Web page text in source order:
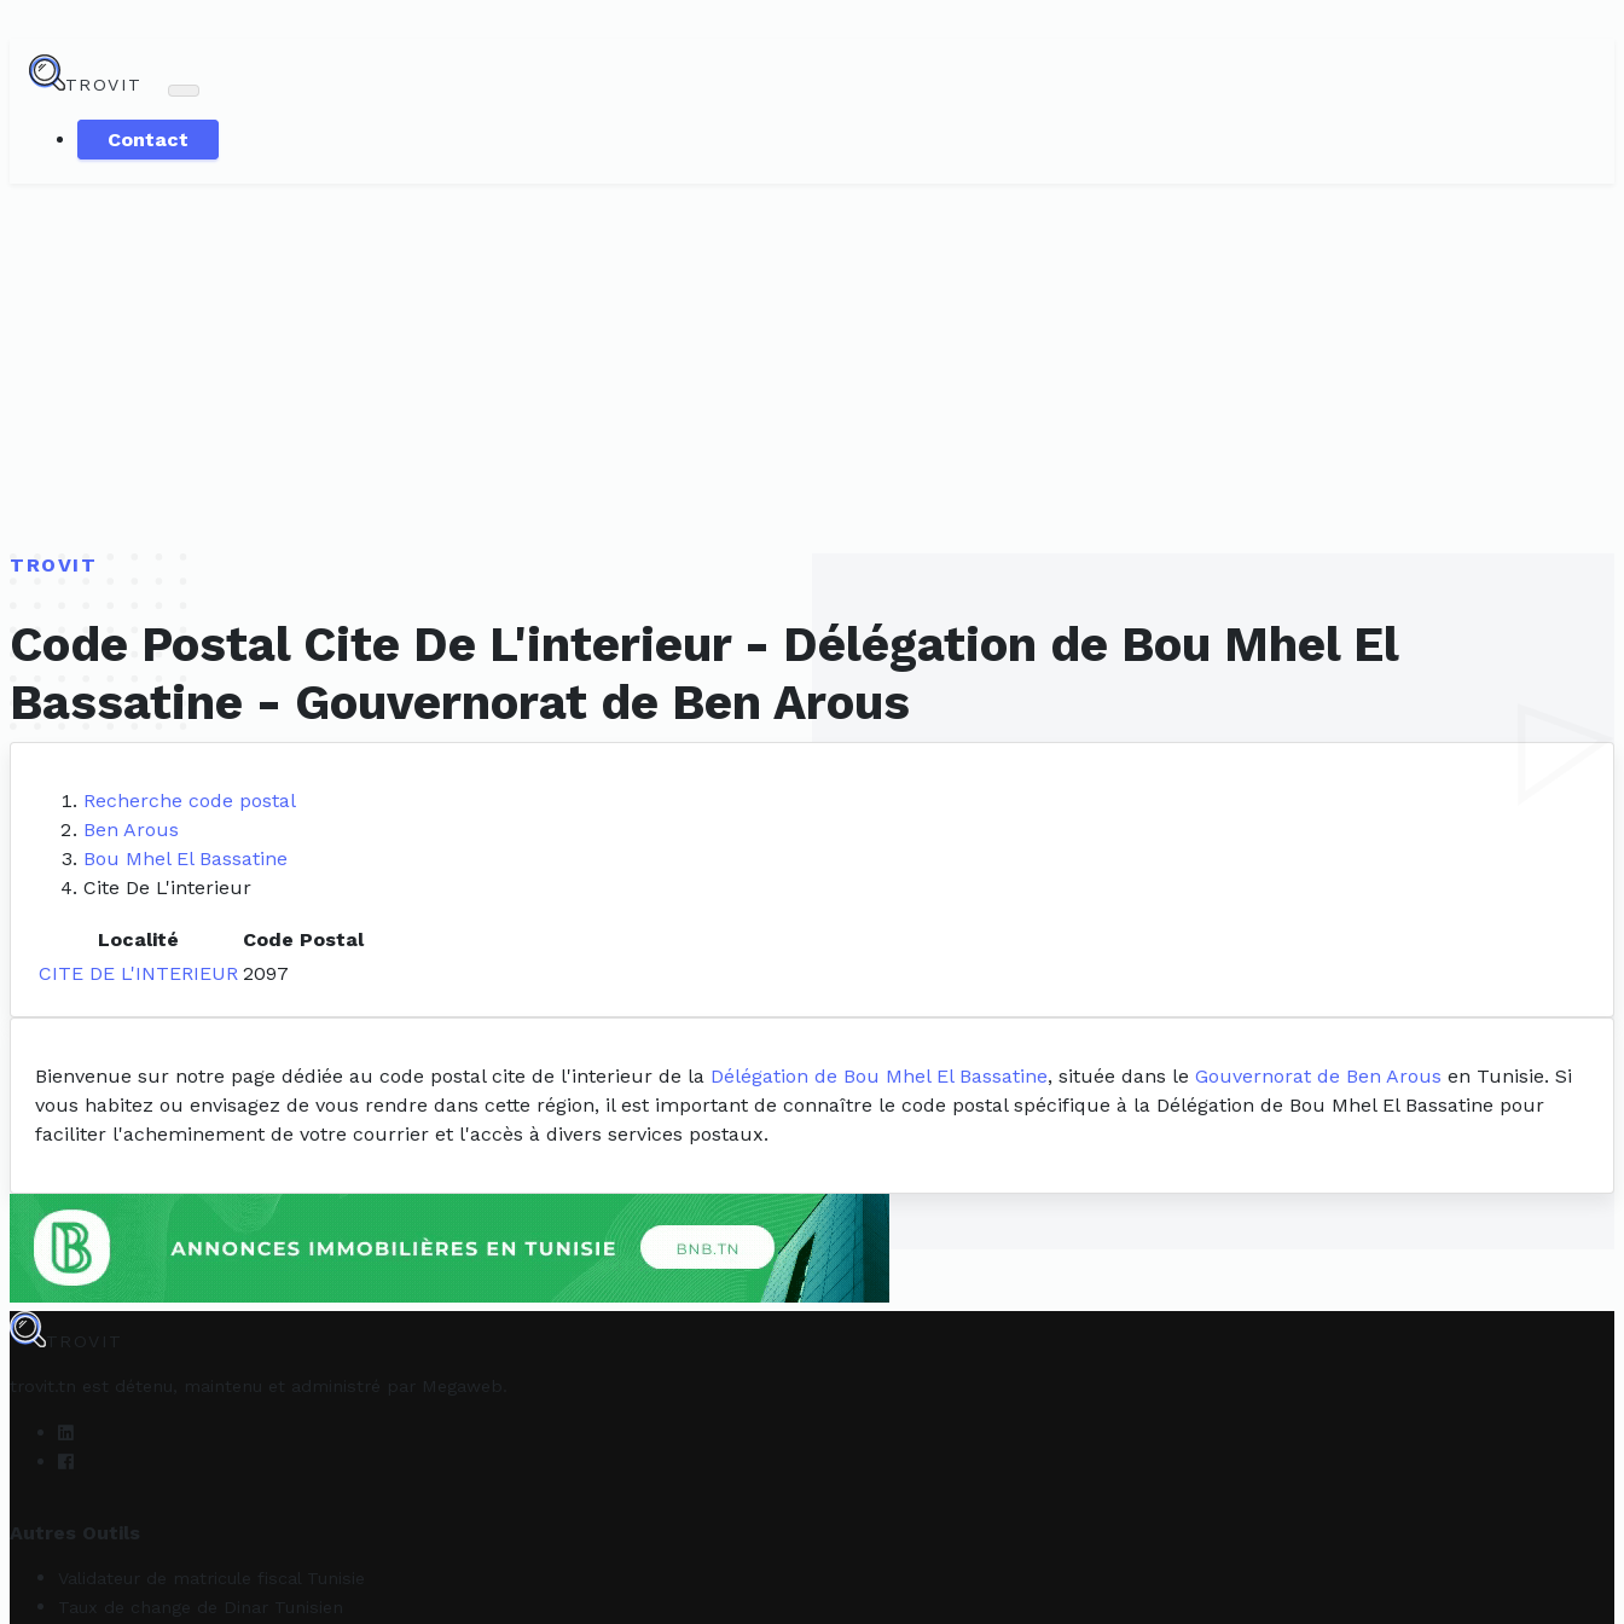
TROVIT
Contact
TROVIT
Code Postal Cite De L'interieur - Délégation de Bou Mhel El
Bassatine - Gouvernorat de Ben Arous
Recherche code postal
Ben Arous
Bou Mhel El Bassatine
Cite De L'interieur
Localité
Code Postal
CITE DE L'INTERIEUR 2097
Bienvenue sur notre page dédiée au code postal cite de l'interieur de la Délégation de Bou Mhel El Bassatine, située dans le Gouvernorat de Ben Arous en Tunisie. Si
vous habitez ou envisagez de vous rendre dans cette région, il est important de connaître le code postal spécifique à la Délégation de Bou Mhel El Bassatine pour
faciliter l'acheminement de votre courrier et l'accès à divers services postaux.
TROVIT
trovit.tn est détenu, maintenu et administré par Megaweb
Autres Outils
Validateur de matricule fiscal Tunisie
Taux de change de Dinar Tunisien